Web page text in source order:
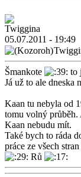
05.07.2011 - 19:49
Šmankote
to
Já už to ale dneska
Kaan tu nebyla od
tomu volný průběh.
Kaan nebudu mít.
Také bych to ráda
práce ze všech
Rů